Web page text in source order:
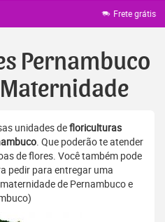
Faixa grátis
Pernambuco
unidades defloriculturas
. Que poderão te atender
de flores. Você também pode
pedir para entregar uma
de Pernambuco e